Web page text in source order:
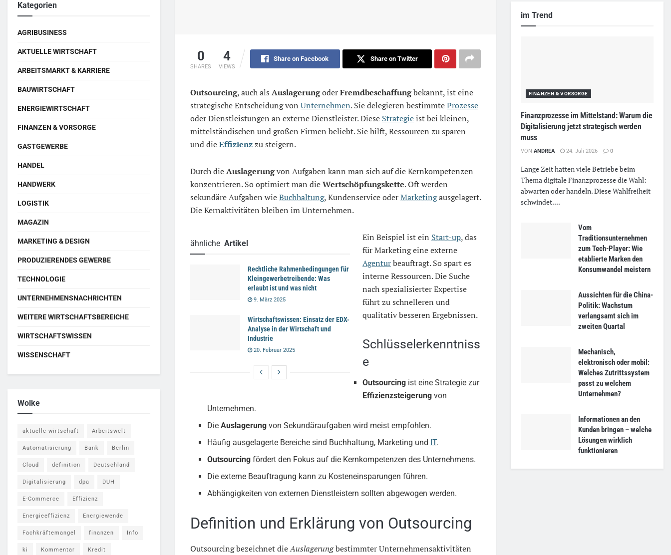
0
SHARES
4
VIEWS
Share on Facebook Share on Twitter
Outsourcing, auch als AuslagerungoderFremdbeschaffungbekannt, ist eine
strategische Entscheidung von Unternehmen. Sie delegieren bestimmteProzesse
oder Dienstleistungen an externe Dienstleister. Diese Strategieist bei kleinen,
mittelständischen und großen Firmen beliebt. Sie hilft, Ressourcen zu sparen
und dieEffizienzzu steigern.
Durch dieAuslagerungvon Aufgaben kann man sich auf die Kernkompetenzen
konzentrieren. So optimiert man dieWertschöpfungskette. Oft werden
sekundäre Aufgaben wieBuchhaltung, Kundenservice oderMarketingausgelagert.
Die Kernaktivitäten bleiben im Unternehmen.
ähnliche Artikel
Rechtliche Rahmenbedingungen für
Kleingewerbetreibende: Was
erlaubt ist und was nicht
9. März 2025
Wirtschaftswissen: Einsatz der EDX-
Analyse in der Wirtschaft und
Industrie
20. Februar 2025
Ein Beispiel ist ein Start-up, das
für Marketing eine externe
Agenturbeauftragt. So spart es
interne Ressourcen. Die Suche
nach spezialisierter Expertise
führt zu schnelleren und
qualitativ besseren Ergebnissen.
Schlüsselerkenntniss
e
Outsourcing ist eine Strategie zur
Effizienzsteigerung von
Unternehmen.
DieAuslagerung von Sekundäraufgaben wird meist empfohlen.
Häufig ausgelagerte Bereiche sind Buchhaltung, Marketing und IT.
Outsourcing fördert den Fokus auf die Kernkompetenzen des Unternehmens.
Die externe Beauftragung kann zu Kosteneinsparungen führen.
Abhängigkeiten von externen Dienstleistern sollten abgewogen werden.
Definition und Erklärung von Outsourcing
Outsourcing bezeichnet dieAuslagerungbestimmter Unternehmensaktivitäten
Kategorien
AGRIBUSINESS
AKTUELLE WIRTSCHAFT
ARBEITSMARKT & KARRIERE
BAUWIRTSCHAFT
ENERGIEWIRTSCHAFT
FINANZEN & VORSORGE
GASTGEWERBE
HANDEL
HANDWERK
LOGISTIK
MAGAZIN
MARKETING & DESIGN
PRODUZIERENDES GEWERBE
TECHNOLOGIE
UNTERNEHMENSNACHRICHTEN
WEITERE WIRTSCHAFTSBEREICHE
WIRTSCHAFTSWISSEN
WISSENSCHAFT
Wolke
aktuelle wirtschaft Arbeitswelt
Automatisierung Bank Berlin
Cloud definition Deutschland
Digitalisierung dpa DUH
E-Commerce Effizienz
Energieeffizienz Energiewende
Fachkräftemangel finanzen Info
ki Kommentar Kredit
im Trend
FINANZEN & VORSORGE
Finanzprozesse im Mittelstand: Warum die
Digitalisierung jetzt strategisch werden
muss
VON ANDREA 24. Juli 2026 0
Lange Zeit hatten viele Betriebe beim
Thema digitale Finanzprozesse die Wahl:
abwarten oder handeln. Diese Wahlfreiheit
schwindet....
Vom
Traditionsunternehmen
zum Tech-Player: Wie
etablierte Marken den
Konsumwandel meistern
Aussichten für die China-
Politik: Wachstum
verlangsamt sich im
zweiten Quartal
Mechanisch,
elektronisch oder mobil:
Welches Zutrittssystem
passt zu welchem
Unternehmen?
Informationen an den
Kunden bringen – welche
Lösungen wirklich
funktionieren